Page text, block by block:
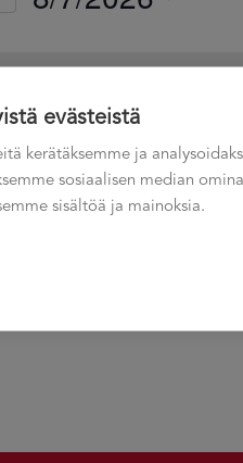
evästeistä
kerätäksemme ja
sosiaalisen median
sisältöä ja mainoksia.